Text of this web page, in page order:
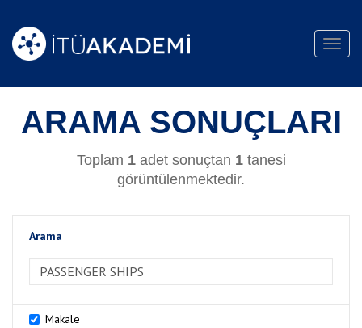
ARAMA SONUÇLARI
Toplam 1adet sonuçtan 1tanesi
görüntülenmektedir.
Arama
Makale